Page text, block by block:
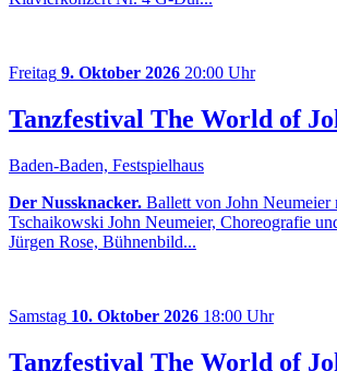
Freitag 9. Oktober 2026 20:00 Uhr
Tanzfestival The World of
Baden-Baden, Festspielhaus
Der Nussknacker. Ballett von John
Tschaikowski John Neumeier, Choreografie
Jürgen Rose, Bühnenbild...
Samstag 10. Oktober 2026 18:00 Uhr
Tanzfestival The World of